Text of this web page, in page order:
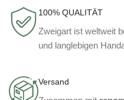
100% QUALITÄT
Zweigart ist weltweit
und langlebigen
Versand